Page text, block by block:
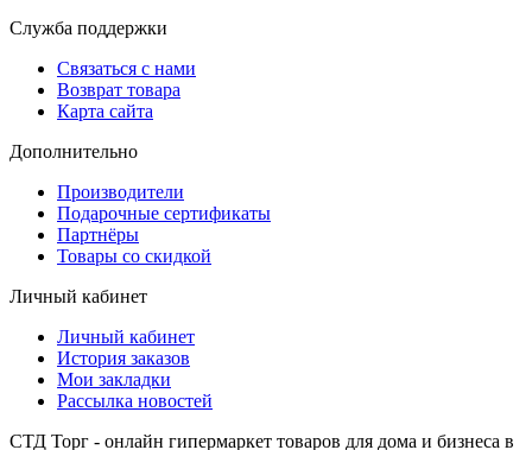
Служба поддержки
Связаться с нами
Возврат товара
Карта сайта
Дополнительно
Производители
Подарочные сертификаты
Партнёры
Товары со скидкой
Личный кабинет
Личный кабинет
История заказов
Мои закладки
Рассылка новостей
СТД Торг - онлайн гипермаркет товаров для дома и бизнеса в